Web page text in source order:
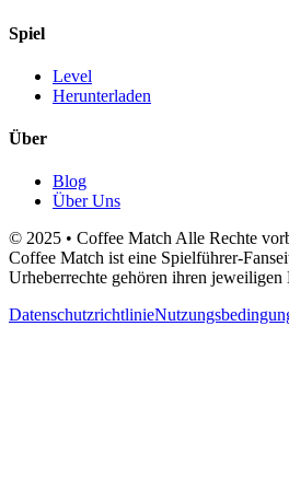
Spiel
Level
Herunterladen
Über
Blog
Über Uns
© 2025 • Coffee Match Alle Rechte
Coffee Match ist eine Spielführer-
Urheberrechte gehören ihren jeweiligen
Datenschutzrichtlinie